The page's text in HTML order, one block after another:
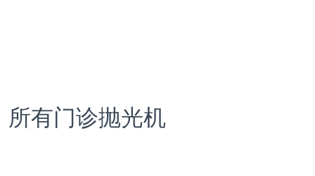
所有门诊抛光机